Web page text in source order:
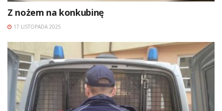
Z nożem na konkubinę
17 LISTOPADA 2025